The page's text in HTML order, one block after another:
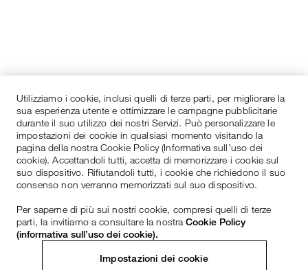
Utilizziamo i cookie, inclusi quelli di terze parti, per migliorare la
sua esperienza utente e ottimizzare le campagne pubblicitarie
durante il suo utilizzo dei nostri Servizi. Può personalizzare le
impostazioni dei cookie in qualsiasi momento visitando la
pagina della nostra Cookie Policy (Informativa sull’uso dei
cookie). Accettandoli tutti, accetta di memorizzare i cookie sul
suo dispositivo. Rifiutandoli tutti, i cookie che richiedono il suo
consenso non verranno memorizzati sul suo dispositivo.
Per saperne di più sui nostri cookie, compresi quelli di terze
parti, la invitiamo a consultare la nostraCookie Policy
(informativa sull’uso dei cookie).
Impostazioni dei cookie